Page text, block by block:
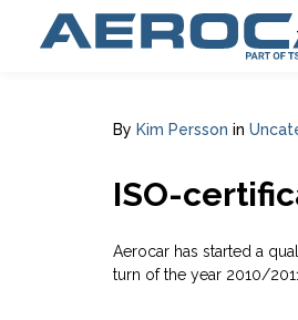
By Kim Persson in
ISO-
Aerocar has started a
turn of the year 2010/